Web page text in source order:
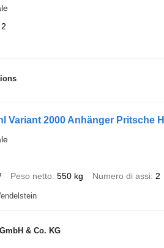
2
Variant 2000 Anhänger Pritsche
Peso netto 550 kg Numero di assi 2
& Co. KG